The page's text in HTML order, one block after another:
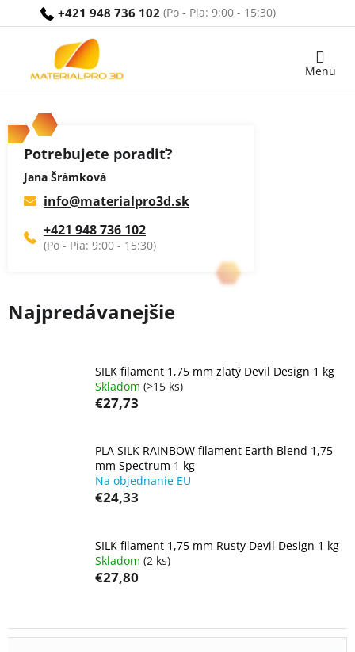
+421 948 736 102
Nákupný
Potrebujete poradiť?
Jana Šrámková
info@materialpro3d.sk
+421 948 736 102
Najpredávanejšie
SILK filament 1,75 mm zlatý Devil Design 1 kg
Skladom (>15 ks)
€27,73
PLA SILK RAINBOW filament Earth Blend 1,75
mm Spectrum 1 kg
Na objednanie EU
€24,33
SILK filament 1,75 mm Rusty Devil Design 1 kg
Skladom (2 ks)
€27,80